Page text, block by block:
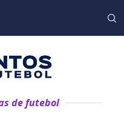
de futebol